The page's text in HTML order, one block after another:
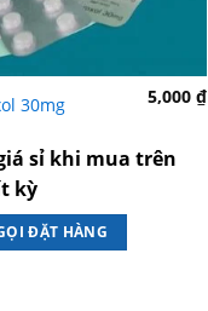
30mg 5,000₫
sỉ khi mua trên
kỳ
ĐẶT HÀNG